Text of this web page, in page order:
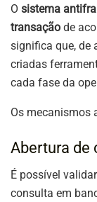
O sistema
transação de
significa que, de
criadas
cada fase da
Os mecanismos
Abertura de
É possível
consulta em